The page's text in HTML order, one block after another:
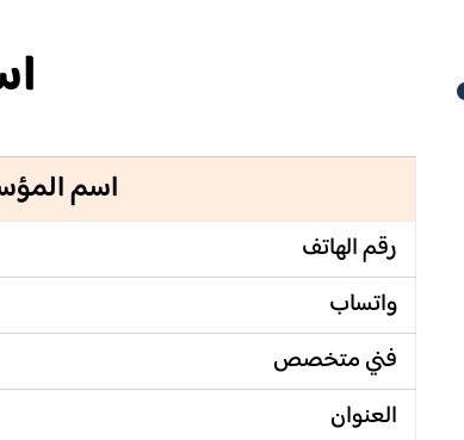
اسم
رقم الهاتف
واتساب
فني متخصص
العنوان